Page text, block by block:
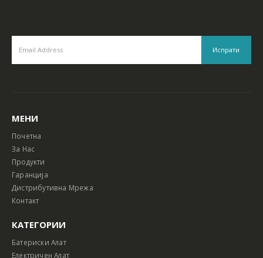
МЕНИ
Почетна
За Нас
Продукти
Гаранција
Дистрибутивна Мрежа
Контакт
КАТЕГОРИИ
Батериски Алат
Електричен Алат